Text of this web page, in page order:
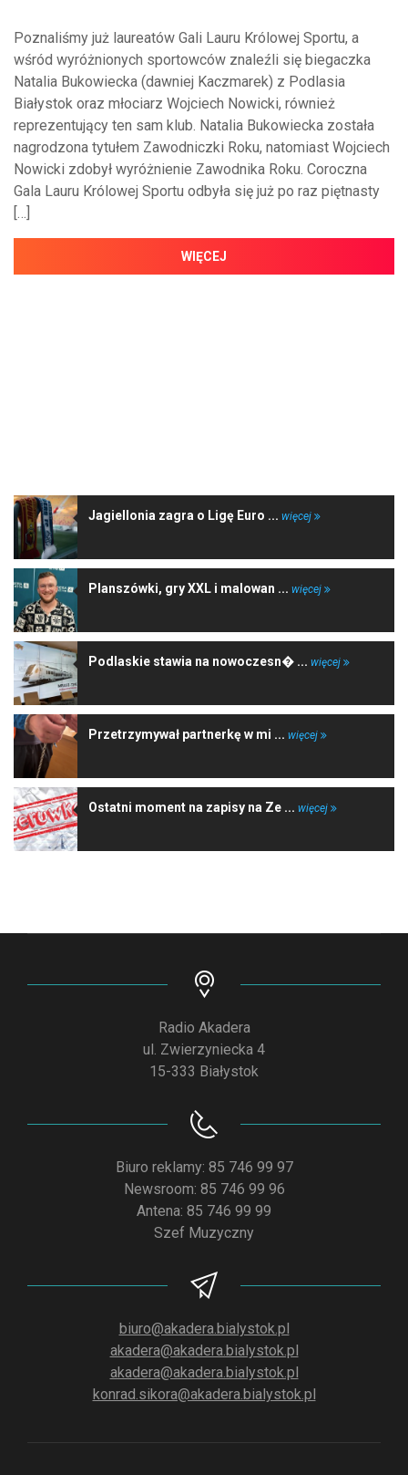
Poznaliśmy już laureatów Gali Lauru Królowej Sportu, a
wśród wyróżnionych sportowców znaleźli się biegaczka
Natalia Bukowiecka (dawniej Kaczmarek) z Podlasia
Białystok oraz młociarz Wojciech Nowicki, również
reprezentujący ten sam klub. Natalia Bukowiecka została
nagrodzona tytułem Zawodniczki Roku, natomiast Wojciech
Nowicki zdobył wyróżnienie Zawodnika Roku. Coroczna
Gala Lauru Królowej Sportu odbyła się już po raz piętnasty
[…]
WIĘCEJ
Jagiellonia zagra o Ligę Euro ... więcej
Planszówki, gry XXL i malowan ... więcej
Podlaskie stawia na nowoczesn� ... więcej
Przetrzymywał partnerkę w mi ... więcej
Ostatni moment na zapisy na Ze ... więcej
Radio Akadera
ul. Zwierzyniecka 4
15-333 Białystok
Biuro reklamy: 85 746 99 97
Newsroom: 85 746 99 96
Antena: 85 746 99 99
Szef Muzyczny
biuro@akadera.bialystok.pl
akadera@akadera.bialystok.pl
akadera@akadera.bialystok.pl
konrad.sikora@akadera.bialystok.pl